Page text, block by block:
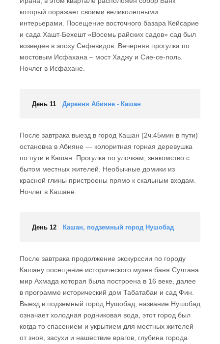
который поражает своими великолепными
интерьерами. Посещение восточного базара Кейсарие
и сада Хашт-Бехешт «Восемь райских садов» сад был
возведен в эпоху Сефевидов. Вечерняя прогулка по
мостовым Исфахана – мост Хаджу и Сие-се-поль.
Ночлег в Исфахане.
День 11 Деревня Абияне - Кашан
После завтрака выезд в город Кашан (2ч.45мин в пути)
остановка в Абияне — колоритная горная деревушка
по пути в Кашан. Прогулка по улочкам, знакомство с
бытом местных жителей. Необычные домики из
красной глины пристроены прямо к скальным входам.
Ночлег в Кашане.
День 12 Кашан, подземный город Нушобад
После завтрака продолжение экскурссии по городу
Кашану посещение исторического музея баня Султана
мир Ахмада которая была построена в 16 веке, далее
в программе исторический дом Табатабаи и сад Фин.
Выезд в подземный город Нушобад, название Нушобад
означает холодная родниковая вода, этот город был
когда то спасением и укрытием для местных жителей
от зноя, засухи и нашествие врагов, глубина города